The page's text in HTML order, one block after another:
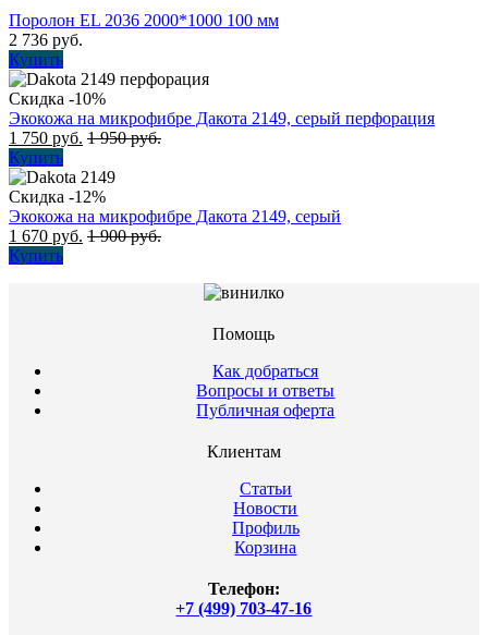
Поролон EL 2036 2000*1000 100 мм
2 736 руб.
Купить
Скидка -10%
Экокожа на микрофибре Дакота 2149, серый перфорация
1 750 руб. 1 950руб.
Купить
Скидка -12%
Экокожа на микрофибре Дакота 2149, серый
1 670 руб. 1 900руб.
Купить
Помощь
Как добраться
Вопросы и ответы
Публичная оферта
Клиентам
Статьи
Новости
Профиль
Корзина
Телефон:
+7 (499) 703-47-16